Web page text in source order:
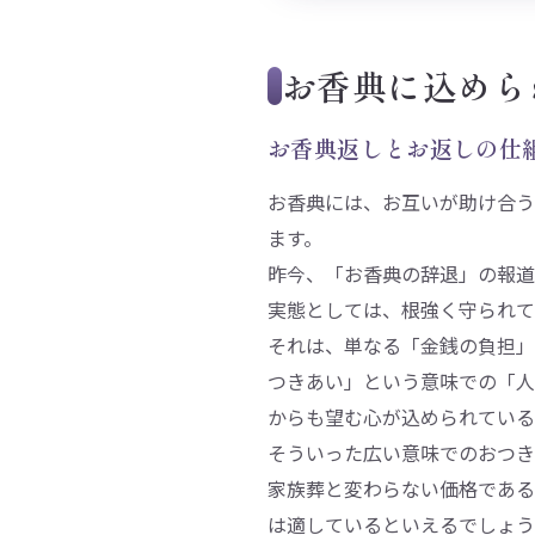
お香典に込め
お香典返しとお返しの仕
お香典には、お互いが助け合
ます。
昨今、「お香典の辞退」の報
実態としては、根強く守られ
それは、単なる「金銭の負担
つきあい」という意味での「
からも望む心が込められてい
そういった広い意味でのおつ
家族葬と変わらない価格であ
は適しているといえるでしょ